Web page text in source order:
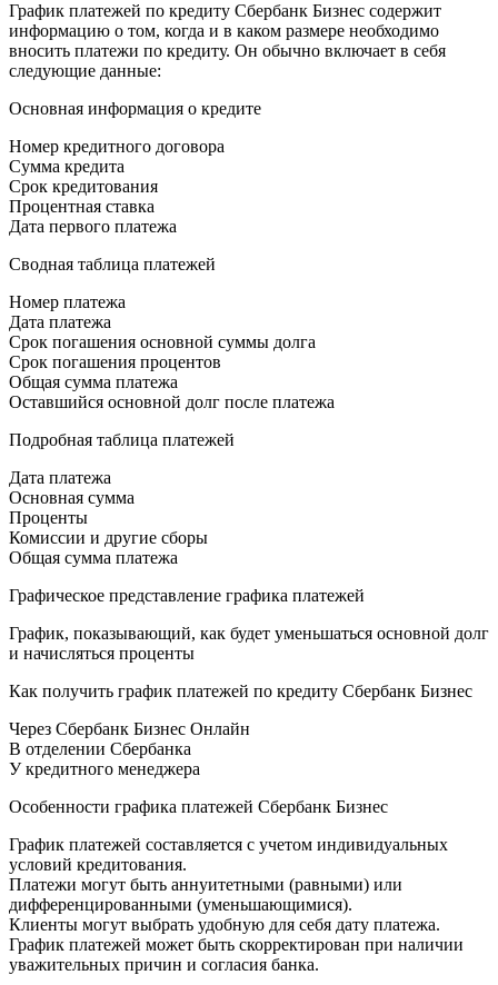
График платежей по кредиту Сбербанк Бизнес содержит
информацию о том, когда и в каком размере необходимо
вносить платежи по кредиту. Он обычно включает в себя
следующие данные:
Основная информация о кредите
Номер кредитного договора
Сумма кредита
Срок кредитования
Процентная ставка
Дата первого платежа
Сводная таблица платежей
Номер платежа
Дата платежа
Срок погашения основной суммы долга
Срок погашения процентов
Общая сумма платежа
Оставшийся основной долг после платежа
Подробная таблица платежей
Дата платежа
Основная сумма
Проценты
Комиссии и другие сборы
Общая сумма платежа
Графическое представление графика платежей
График, показывающий, как будет уменьшаться основной долг
и начисляться проценты
Как получить график платежей по кредиту Сбербанк Бизнес
Через Сбербанк Бизнес Онлайн
В отделении Сбербанка
У кредитного менеджера
Особенности графика платежей Сбербанк Бизнес
График платежей составляется с учетом индивидуальных
условий кредитования.
Платежи могут быть аннуитетными (равными) или
дифференцированными (уменьшающимися).
Клиенты могут выбрать удобную для себя дату платежа.
График платежей может быть скорректирован при наличии
уважительных причин и согласия банка.